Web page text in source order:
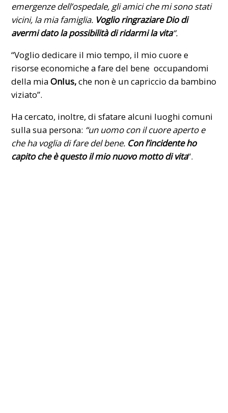
emergenze dell’ospedale, gli amici che mi sono stati
vicini, la mia famiglia. Voglio ringraziare Dio di
avermi dato la possibilità di ridarmi la vita“.
“Voglio dedicare il mio tempo, il mio cuore e
risorse economiche a fare del bene occupandomi
della miaOnlus,che non è un capriccio da bambino
viziato”.
Ha cercato, inoltre, di sfatare alcuni luoghi comuni
sulla sua persona: “un uomo con il cuore aperto e
che ha voglia di fare del bene. Con l’incidente ho
capito che è questo il mio nuovo motto di vita“.